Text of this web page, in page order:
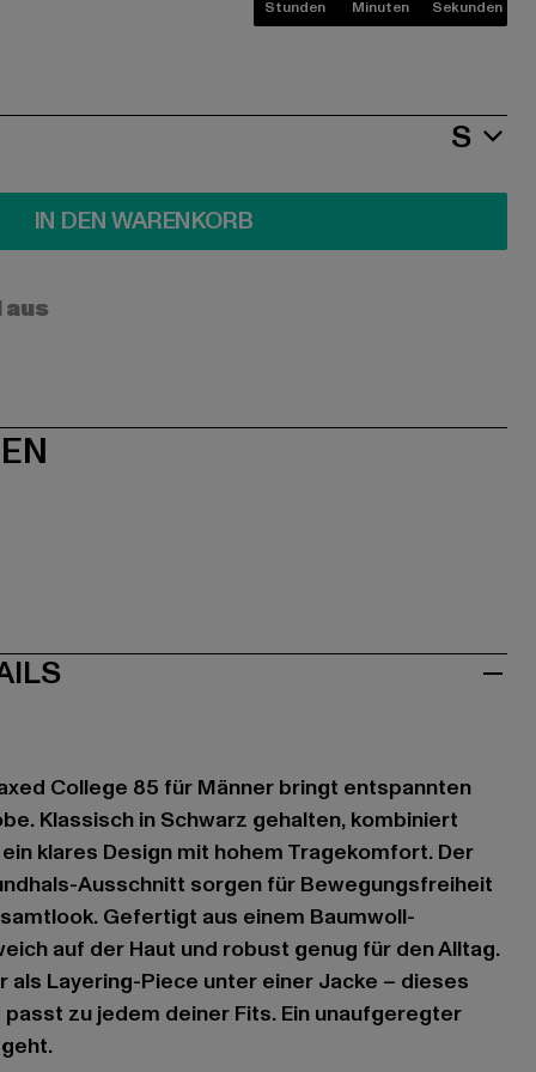
Stunden Minuten Sekunden
S
IN DEN WARENKORB
College 85 für Männer bringt entspannten
Klassisch in Schwarz gehalten, kombiniert
klares Design mit hohem Tragekomfort. Der
Ausschnitt sorgen für Bewegungsfreiheit
Gefertigt aus einem Baumwoll-
auf der Haut und robust genug für den Alltag.
als Layering-Piece unter einer Jacke – dieses
zu jedem deiner Fits. Ein unaufgeregter